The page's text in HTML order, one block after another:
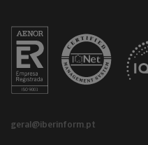
geral@iberinform.pt